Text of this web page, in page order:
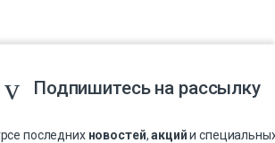
Подпишитесь на рассылку
последних новостей,акцийи